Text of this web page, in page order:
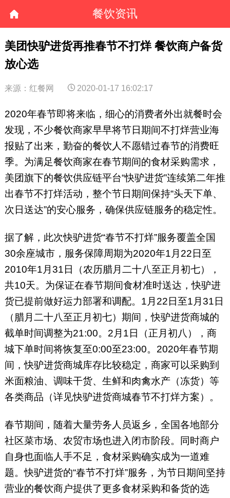
餐饮资讯
美团快驴进货再推春节不打烊 餐饮商户备货
放心选
来源：红餐网 2020-01-17 16:02:17
2020年春节即将来临，细心的消费者外出就餐时会
发现，不少餐饮商家早早将节日期间不打烊营业海
报贴了出来，勤奋的餐饮人不愿错过春节的消费旺
季。为满足餐饮商家在春节期间的食材采购需求，
美团旗下的餐饮供应链平台“快驴进货”连续第二年推
出春节不打烊活动，整个节日期间保持“头天下单、
次日送达”的安心服务，确保供应链服务的稳定性。
据了解，此次快驴进货“春节不打烊”服务覆盖全国
30余座城市，服务保障周期为2020年1月22日至
2010年1月31日（农历腊月二十八至正月初七），
共10天。为保证在春节期间食材准时送达，快驴进
货已提前做好运力部署和调配。1月22日至1月31日
（腊月二十八至正月初七）期间，快驴进货商城的
截单时间调整为21:00。2月1日（正月初八），商
城下单时间将恢复至0:00至23:00。2020年春节期
间，快驴进货商城库存比较稳定，商家可以采购到
米面粮油、调味干货、生鲜和肉禽水产（冻货）等
各类商品（详见快驴进货商城春节不打烊方案）。
春节期间，随着大量劳务人员返乡，全国各地部分
社区菜市场、农贸市场也进入闭市阶段。同时商户
自身也面临人手不足，食材采购确实成为一道难
题。快驴进货的“春节不打烊”服务，为节日期间坚持
营业的餐饮商户提供了更多食材采购和备货的选